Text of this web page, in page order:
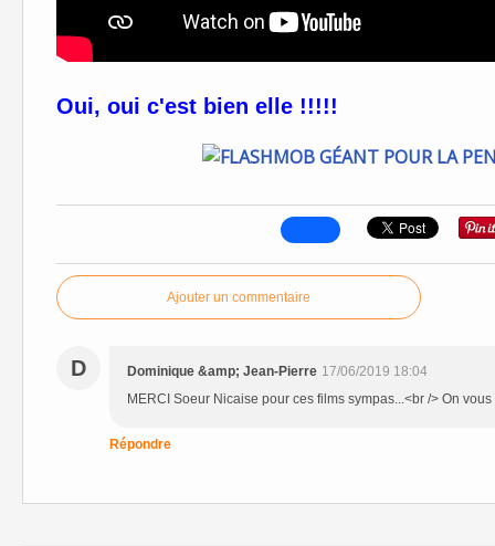
Oui, oui c'est bien elle !!!!!
Ajouter un commentaire
D Dominique &amp; Jean-Pierre 17/06/2019 18:04
MERCI Soeur Nicaise pour ces films sympas...<br /> On
Répondre